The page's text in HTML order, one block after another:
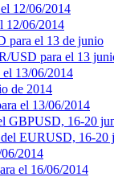
12/06/2014
12/06/2014
para el 13 de junio
USD para el 13
13/06/2014
de 2014
el 13/06/2014
GBPUSD, 16-20
del EURUSD, 16-20
2014
el 16/06/2014